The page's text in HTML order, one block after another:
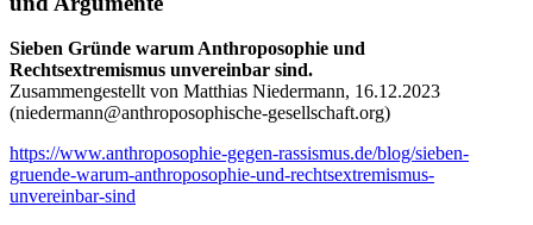
Sieben Gründe warum Anthroposophie und
Rechtsextremismus unvereinbar sind.
Zusammengestellt von Matthias Niedermann, 16.12.2023
(niedermann@anthroposophische-gesellschaft.org)
https://www.anthroposophie-gegen-rassismus.de/blog/sieben-
gruende-warum-anthroposophie-und-rechtsextremismus-
unvereinbar-sind